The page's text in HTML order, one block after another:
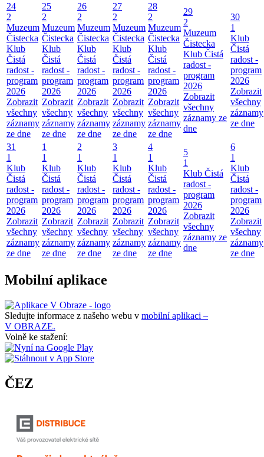
24
2
Muzeum
Čistecka
Klub
Čistá
radost -
program
2026
Zobrazit
všechny
záznamy
ze dne
25
2
Muzeum
Čistecka
Klub
Čistá
radost -
program
2026
Zobrazit
všechny
záznamy
ze dne
26
2
Muzeum
Čistecka
Klub
Čistá
radost -
program
2026
Zobrazit
všechny
záznamy
ze dne
27
2
Muzeum
Čistecka
Klub
Čistá
radost -
program
2026
Zobrazit
všechny
záznamy
ze dne
28
2
Muzeum
Čistecka
Klub
Čistá
radost -
program
2026
Zobrazit
všechny
záznamy
ze dne
29
2
Muzeum
Čistecka
Klub Čistá
radost -
program
2026
Zobrazit
všechny
záznamy ze
dne
30
1
Klub
Čistá
radost -
program
2026
Zobrazit
všechny
záznamy
ze dne
31
1
Klub
Čistá
radost -
program
2026
Zobrazit
všechny
záznamy
ze dne
1
1
Klub
Čistá
radost -
program
2026
Zobrazit
všechny
záznamy
ze dne
2
1
Klub
Čistá
radost -
program
2026
Zobrazit
všechny
záznamy
ze dne
3
1
Klub
Čistá
radost -
program
2026
Zobrazit
všechny
záznamy
ze dne
4
1
Klub
Čistá
radost -
program
2026
Zobrazit
všechny
záznamy
ze dne
5
1
Klub Čistá
radost -
program
2026
Zobrazit
všechny
záznamy ze
dne
6
1
Klub
Čistá
radost -
program
2026
Zobrazit
všechny
záznamy
ze dne
Mobilní aplikace
Sledujte informace z našeho webu v mobilní aplikaci –
V OBRAZE.
Volně ke stažení:
ČEZ